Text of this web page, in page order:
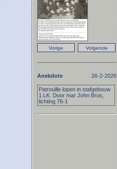
Anekdote 26-2-2026
Patrouille lopen in stafgebouw
1 LK. Door mar John Brus,
lichting 76-1